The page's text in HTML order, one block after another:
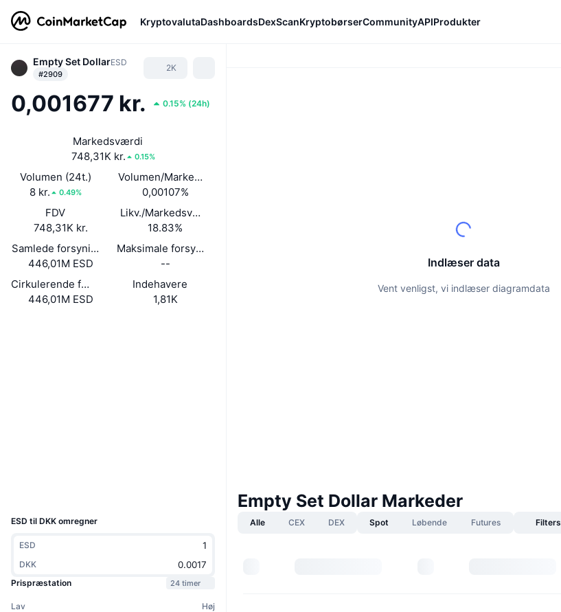
KryptovalutaDashboardsDexScanKryptobørserCommunityAPIProdukter
Empty Set DollarESD
#2909
2K
0,001677 kr. 0.15% (24h)
Markedsværdi
748,31K kr.
0.15%
Volumen (24t.)
8 kr.
0.49%
Volumen/Markedsværdi (24 timer)
0,00107%
FDV
748,31K kr.
Likv./Markedsværdi
18.83%
Samlede forsyning
446,01M ESD
Maksimale forsyning
--
Cirkulerende forsyning
446,01M ESD
Indehavere
1,81K
ESD til DKK omregner
ESD
DKK
Prispræstation
24 timer
Lav
Høj
Indlæser data
Vent venligst, vi indlæser diagramdata
Empty Set Dollar Markeder
Alle CEX DEX Spot Løbende Futures Filters